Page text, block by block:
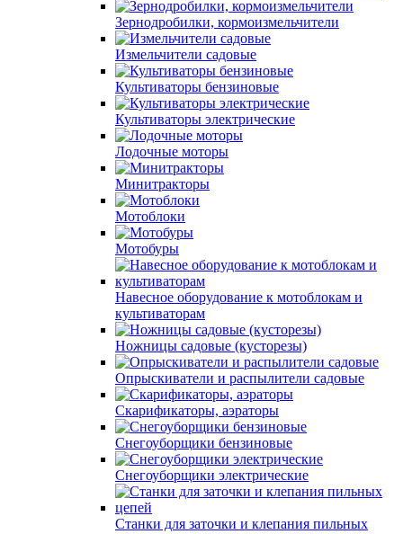
Зернодробилки, кормоизмельчители
Измельчители садовые
Культиваторы бензиновые
Культиваторы электрические
Лодочные моторы
Минитракторы
Мотоблоки
Мотобуры
Навесное оборудование к мотоблокам и
культиваторам
Ножницы садовые (кусторезы)
Опрыскиватели и распылители садовые
Скарификаторы, аэраторы
Снегоуборщики бензиновые
Снегоуборщики электрические
Станки для заточки и клепания пильных